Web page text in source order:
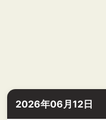
2026年06月12日